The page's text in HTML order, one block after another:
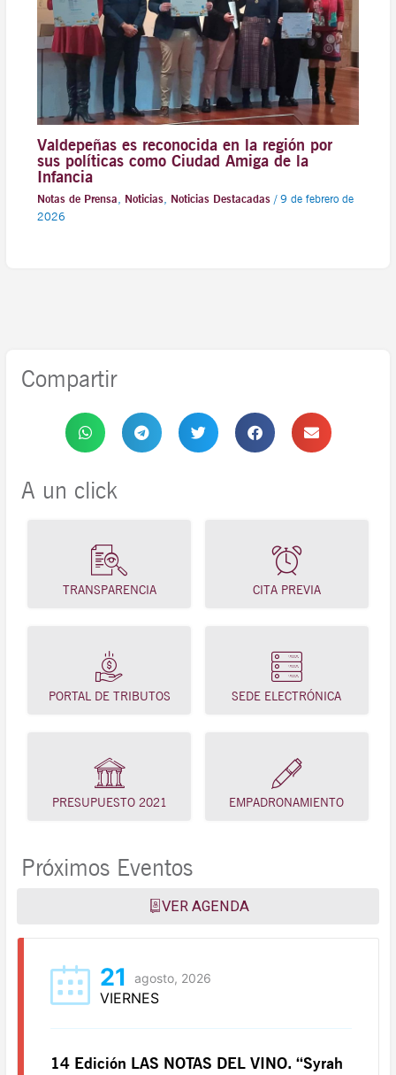
Valdepeñas es reconocida en la región por
sus políticas como Ciudad Amiga de la
Infancia
Notas de Prensa Noticias, Noticias Destacadas/ 9 de febrero de
2026
Compartir
A un click
TRANSPARENCIA CITA PREVIA
PORTAL DE TRIBUTOS SEDE ELECTRÓNICA
PRESUPUESTO 2021 EMPADRONAMIENTO
Próximos Eventos
VER AGENDA
21 agosto, 2026
VIERNES
14 Edición LAS NOTAS DEL VINO. “Syrah